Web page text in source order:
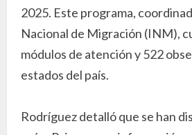
2025. Este programa,
Nacional de Migración (INM),
módulos de atención y 522
estados del país.
Rodríguez detalló que se han